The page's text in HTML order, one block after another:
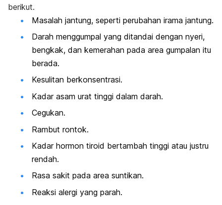
berikut.
Masalah jantung, seperti perubahan irama jantung.
Darah menggumpal yang ditandai dengan nyeri,
bengkak, dan kemerahan pada area gumpalan itu
berada.
Kesulitan berkonsentrasi.
Kadar asam urat tinggi dalam darah.
Cegukan.
Rambut rontok.
Kadar hormon tiroid bertambah tinggi atau justru
rendah.
Rasa sakit pada area suntikan.
Reaksi alergi yang parah.